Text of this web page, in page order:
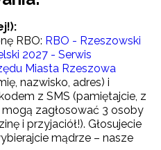
RBO: RBO - Rzeszowski
2027 - Serwis
Miasta Rzeszowa
nazwisko, adres) i
z SMS (pamiętajcie, z
zagłosować 3 osoby
i przyjaciół!). Głosujecie
mądrze – nasze